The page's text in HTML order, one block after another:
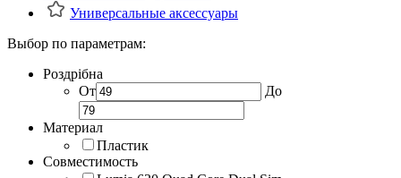
Универсальные аксессуары
Выбор по параметрам:
Роздрібна
От
До
Материал
Пластик
Совместимость